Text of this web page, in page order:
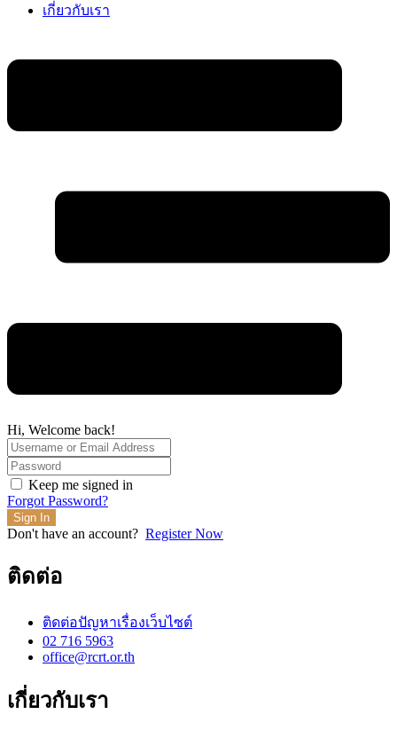
เกี่ยวกับเรา
Hi, Welcome back!
Keep me signed in
Forgot Password?
Sign In
Don't have an account? Register Now
ติดต่อ
ติดต่อปัญหาเรื่องเว็บไซต์
02 716 5963
office@rcrt.or.th
เกี่ยวกับเรา